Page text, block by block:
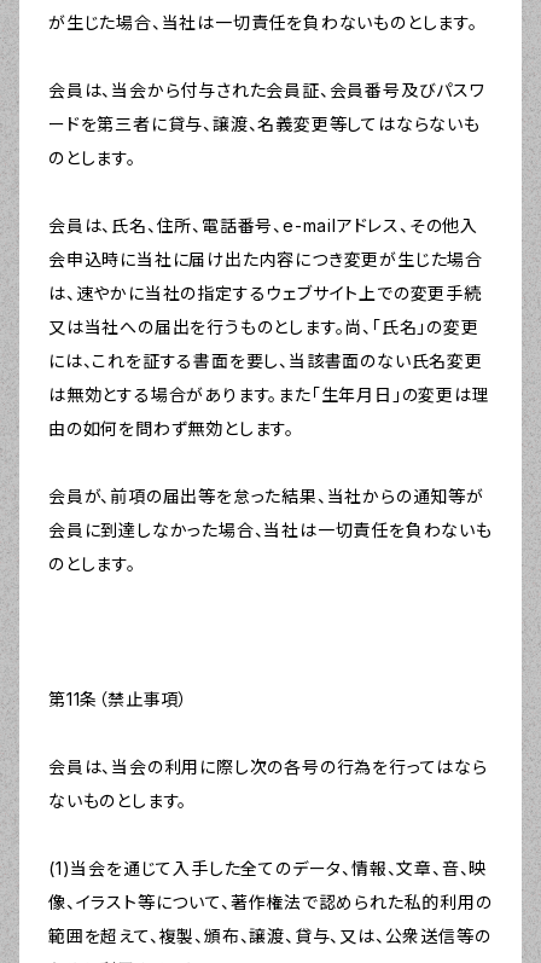
が生じた場合、当社は一切責任を負わないものとします。
会員は、当会から付与された会員証、会員番号及びパスワ
ードを第三者に貸与、譲渡、名義変更等してはならないも
のとします。
会員は、氏名、住所、電話番号、e-mailアドレス、その他入
会申込時に当社に届け出た内容につき変更が生じた場合
は、速やかに当社の指定するウェブサイト上での変更手続
又は当社への届出を行うものとします。尚、「氏名」の変更
には、これを証する書面を要し、当該書面のない氏名変更
は無効とする場合があります。また「生年月日」の変更は理
由の如何を問わず無効とします。
会員が、前項の届出等を怠った結果、当社からの通知等が
会員に到達しなかった場合、当社は一切責任を負わないも
のとします。
第11条（禁止事項）
会員は、当会の利用に際し次の各号の行為を行ってはなら
ないものとします。
(1)当会を通じて入手した全てのデータ、情報、文章、音、映
像、イラスト等について、著作権法で認められた私的利用の
範囲を超えて、複製、頒布、譲渡、貸与、又は、公衆送信等の